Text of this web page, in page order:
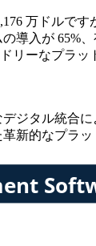
万ドルで
導入が 65%
リーなプラ
ジタル統合
新的なプラ